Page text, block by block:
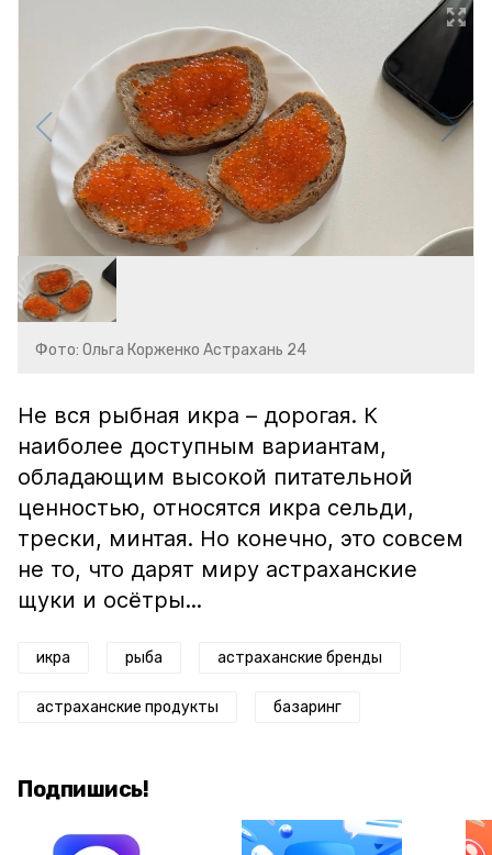
Фото: Ольга Корженко Астрахань 24
Не вся рыбная икра – дорогая. К
наиболее доступным вариантам,
обладающим высокой питательной
ценностью, относятся икра сельди,
трески, минтая. Но конечно, это совсем
не то, что дарят миру астраханские
щуки и осётры...
икра рыба астраханские бренды
астраханские продукты базаринг
Подпишись!